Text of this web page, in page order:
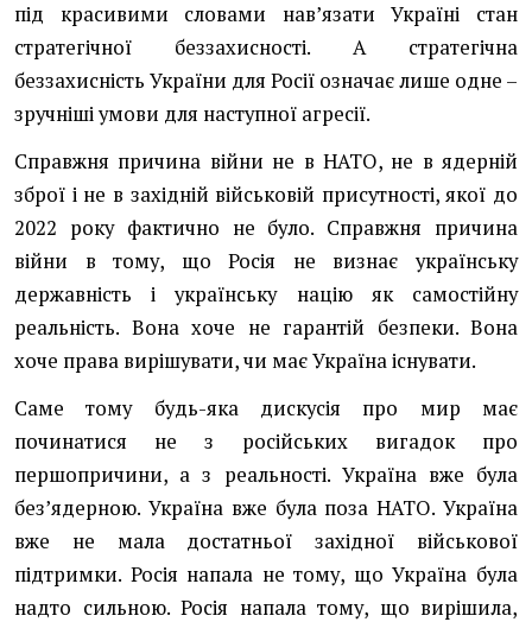
під красивими словами нав’язати Україні стан
стратегічної беззахисності. А стратегічна
беззахисність України для Росії означає лише одне –
зручніші умови для наступної агресії.
Справжня причина війни не в НАТО, не в ядерній
зброї і не в західній військовій присутності, якої до
2022 року фактично не було. Справжня причина
війни в тому, що Росія не визнає українську
державність і українську націю як самостійну
реальність. Вона хоче не гарантій безпеки. Вона
хоче права вирішувати, чи має Україна існувати.
Саме тому будь-яка дискусія про мир має
починатися не з російських вигадок про
першопричини, а з реальності. Україна вже була
без’ядерною. Україна вже була поза НАТО. Україна
вже не мала достатньої західної військової
підтримки. Росія напала не тому, що Україна була
надто сильною. Росія напала тому, що вирішила,